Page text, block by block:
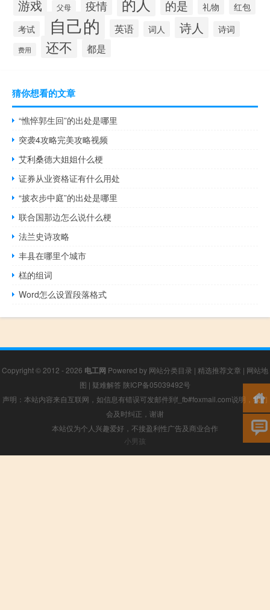
游戏 父母 疫情 的是 礼物 红包
考试 自己的 英语 词人 诗人 诗词
费用 还不 都是
猜你想看的文章
“憔悴郭生回”的出处是哪里
突袭4攻略完美攻略视频
艾利桑德大姐姐什么梗
证券从业资格证有什么用处
“披衣步中庭”的出处是哪里
联合国那边怎么说什么梗
法兰史诗攻略
丰县在哪里个城市
榚的组词
Word怎么设置段落格式
Copyright © 2012 - 2026 电工网 Powered by 网站分类目录 | 精选推荐文章 | 网站地
图 | 疑难解答 陕ICP备05039492号
声明：本站内容来自互联网，如信息有错误可发邮件到f_fb#foxmail.com说明，我们
会及时纠正，谢谢
本站仅为个人兴趣爱好，不接盈利性广告及商业合作
小男孩